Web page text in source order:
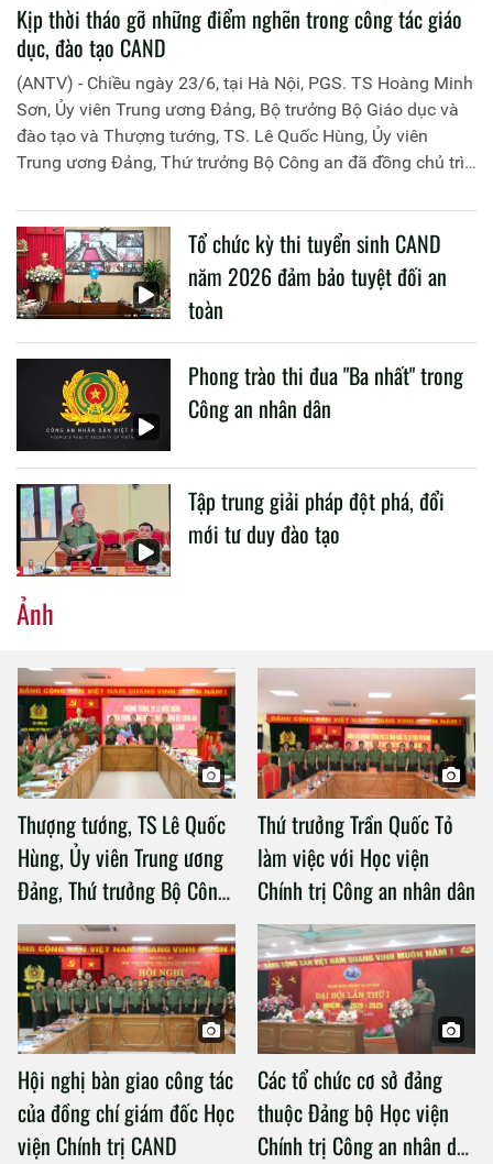
Kịp thời tháo gỡ những điểm nghẽn trong công tác giáo
dục, đào tạo CAND
(ANTV) - Chiều ngày 23/6, tại Hà Nội, PGS. TS Hoàng Minh
Sơn, Ủy viên Trung ương Đảng, Bộ trưởng Bộ Giáo dục và
đào tạo và Thượng tướng, TS. Lê Quốc Hùng, Ủy viên
Trung ương Đảng, Thứ trưởng Bộ Công an đã đồng chủ trì
liên quan đến công tác giáo dục và đào tạo của lực lượng
CAND.
Tổ chức kỳ thi tuyển sinh CAND
năm 2026 đảm bảo tuyệt đối an
toàn
Phong trào thi đua "Ba nhất" trong
Công an nhân dân
Tập trung giải pháp đột phá, đổi
mới tư duy đào tạo
Ảnh
Thượng tướng, TS Lê Quốc
Hùng, Ủy viên Trung ương
Đảng, Thứ trưởng Bộ Công
an làm việc với Học viện
Chính trị Công an nhân dân
Thứ trưởng Trần Quốc Tỏ
làm việc với Học viện
Chính trị Công an nhân dân
Hội nghị bàn giao công tác
của đồng chí giám đốc Học
viện Chính trị CAND
Các tổ chức cơ sở đảng
thuộc Đảng bộ Học viện
Chính trị Công an nhân dân